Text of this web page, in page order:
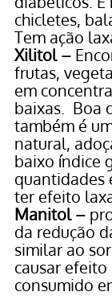
chicletes,
Tem ação
Xilitol –
frutas,
em
baixas.  Boa
também é
natural,
baixo índice
quantidades
ter efeito
Manitol –
da redução
similar ao
causar
consumido